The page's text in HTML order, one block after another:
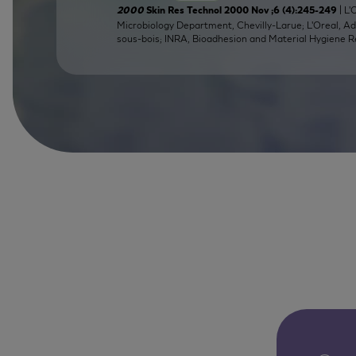
2000Skin Res Technol 2000 Nov ;6 (4):245-249 |
Microbiology Department, Chevilly-Larue; L'Oreal,
sous-bois; INRA, Bioadhesion and Material Hygiene